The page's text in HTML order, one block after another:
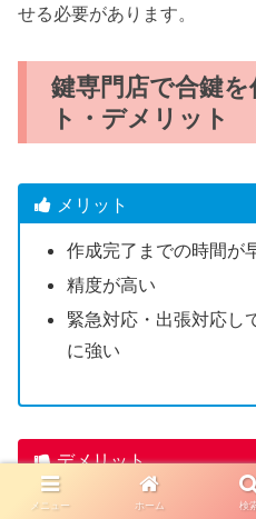
せる必要があります。
鍵専門店で合鍵
ト・デメリット
メリット
作成完了までの時間が
精度が高い
緊急対応・出張対応し
に強い
デメリット
一部のディンプルキー
メニュー ホーム 検